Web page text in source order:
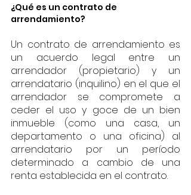
¿Qué es un contrato de
arrendamiento?
Un contrato de arrendamiento es
un acuerdo legal entre un
arrendador (propietario) y un
arrendatario (inquilino) en el que el
arrendador se compromete a
ceder el uso y goce de un bien
inmueble (como una casa, un
departamento o una oficina) al
arrendatario por un período
determinado a cambio de una
renta establecida en el contrato.